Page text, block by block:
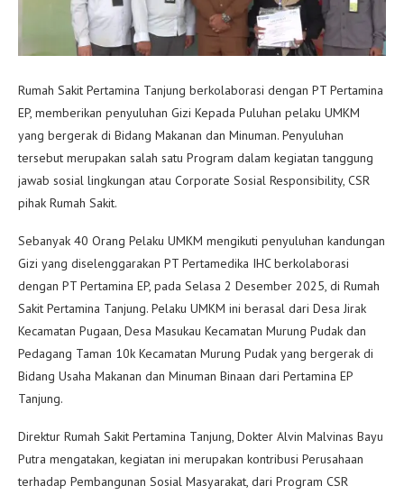
Rumah Sakit Pertamina Tanjung berkolaborasi dengan PT Pertamina
EP, memberikan penyuluhan Gizi Kepada Puluhan pelaku UMKM
yang bergerak di Bidang Makanan dan Minuman. Penyuluhan
tersebut merupakan salah satu Program dalam kegiatan tanggung
jawab sosial lingkungan atau Corporate Sosial Responsibility, CSR
pihak Rumah Sakit.
Sebanyak 40 Orang Pelaku UMKM mengikuti penyuluhan kandungan
Gizi yang diselenggarakan PT Pertamedika IHC berkolaborasi
dengan PT Pertamina EP, pada Selasa 2 Desember 2025, di Rumah
Sakit Pertamina Tanjung. Pelaku UMKM ini berasal dari Desa Jirak
Kecamatan Pugaan, Desa Masukau Kecamatan Murung Pudak dan
Pedagang Taman 10k Kecamatan Murung Pudak yang bergerak di
Bidang Usaha Makanan dan Minuman Binaan dari Pertamina EP
Tanjung.
Direktur Rumah Sakit Pertamina Tanjung, Dokter Alvin Malvinas Bayu
Putra mengatakan, kegiatan ini merupakan kontribusi Perusahaan
terhadap Pembangunan Sosial Masyarakat, dari Program CSR